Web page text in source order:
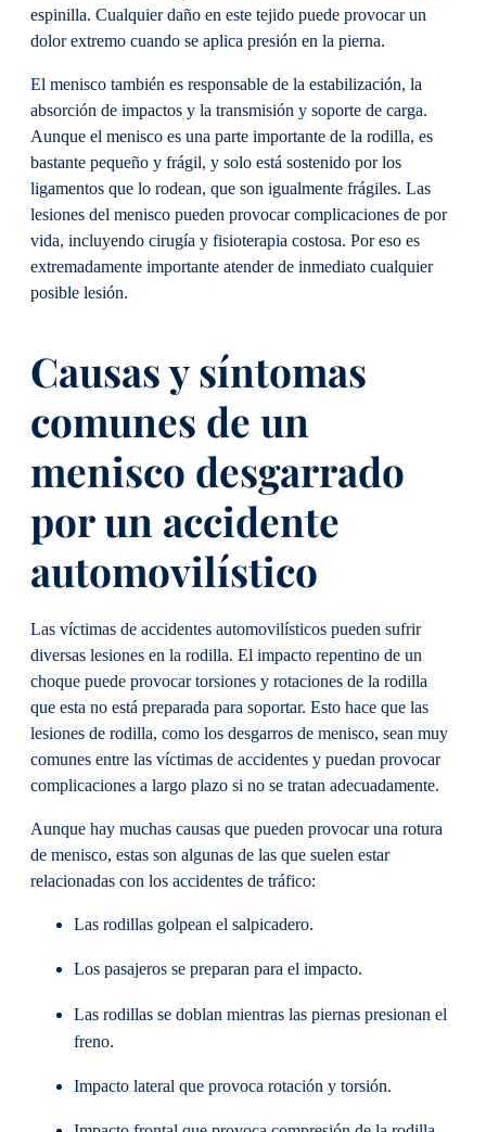
espinilla. Cualquier daño en este tejido puede provocar un
dolor extremo cuando se aplica presión en la pierna.
El menisco también es responsable de la estabilización, la
absorción de impactos y la transmisión y soporte de carga.
Aunque el menisco es una parte importante de la rodilla, es
bastante pequeño y frágil, y solo está sostenido por los
ligamentos que lo rodean, que son igualmente frágiles. Las
lesiones del menisco pueden provocar complicaciones de por
vida, incluyendo cirugía y fisioterapia costosa. Por eso es
extremadamente importante atender de inmediato cualquier
posible lesión.
Causas y síntomas
comunes de un
menisco desgarrado
por un accidente
automovilístico
Las víctimas de accidentes automovilísticos pueden sufrir
diversas lesiones en la rodilla. El impacto repentino de un
choque puede provocar torsiones y rotaciones de la rodilla
que esta no está preparada para soportar. Esto hace que las
lesiones de rodilla, como los desgarros de menisco, sean muy
comunes entre las víctimas de accidentes y puedan provocar
complicaciones a largo plazo si no se tratan adecuadamente.
Aunque hay muchas causas que pueden provocar una rotura
de menisco, estas son algunas de las que suelen estar
relacionadas con los accidentes de tráfico:
Las rodillas golpean el salpicadero.
Los pasajeros se preparan para el impacto.
Las rodillas se doblan mientras las piernas presionan el
freno.
Impacto lateral que provoca rotación y torsión.